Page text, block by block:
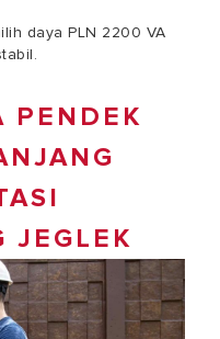
daya PLN 2200 VA
PENDEK
JEGLEK